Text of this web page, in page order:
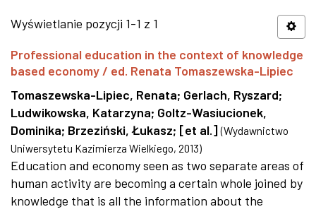
Wyświetlanie pozycji 1-1 z 1
Professional education in the context of knowledge
based economy / ed. Renata Tomaszewska-Lipiec
Tomaszewska-Lipiec, Renata; Gerlach, Ryszard;
Ludwikowska, Katarzyna; Goltz-Wasiucionek,
Dominika; Brzeziński, Łukasz; [et al.] (Wydawnictwo
Uniwersytetu Kazimierza Wielkiego, 2013)
Education and economy seen as two separate areas of
human activity are becoming a certain whole joined by
knowledge that is all the information about the